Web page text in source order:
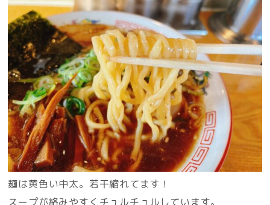
麺は黄色い中太。若干縮れてます！
スープが絡みやすくチュルチュルしています。